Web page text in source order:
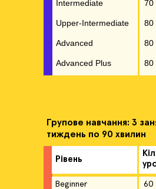
Intermediate 70
Upper-Intermediate 80
Advanced 80
Advanced Plus 80
Групове навчання: 3
тиждень по 90 хвилин
Рівень
Beginner 60